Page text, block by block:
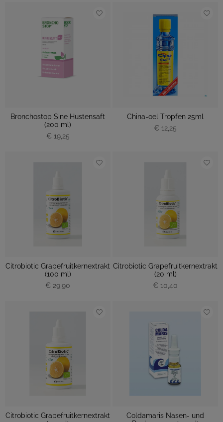
Bronchostop Sine Hustensaft
(200 ml)
€ 19,25
China-oel Tropfen 25ml
€ 12,25
Citrobiotic Grapefruitkernextrakt
(100 ml)
€ 29,90
Citrobiotic Grapefruitkernextrakt
(20 ml)
€ 10,40
Citrobiotic Grapefruitkernextrakt
Coldamaris Nasen- und